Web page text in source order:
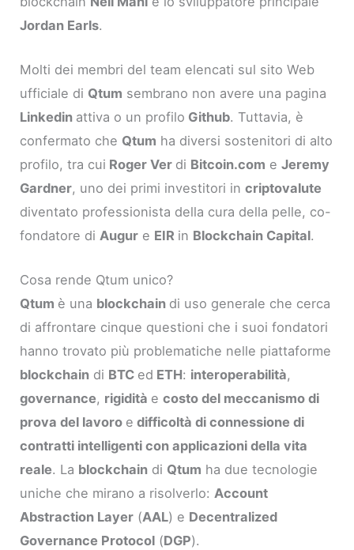
Jordan Earls.
Molti dei membri del team elencati sul sito Web
ufficiale di Qtum sembrano non avere una pagina
Linkedin attiva o un profilo Github. Tuttavia, è
confermato che Qtum ha diversi sostenitori di alto
profilo, tra cui Roger Ver di Bitcoin.com eJeremy
Gardner, uno dei primi investitori incriptovalute
diventato professionista della cura della pelle, co-
fondatore di Augur e EIR in Blockchain Capital.
Cosa rende Qtum unico?
Qtum è una blockchain di uso generale che cerca
di affrontare cinque questioni che i suoi fondatori
hanno trovato più problematiche nelle piattaforme
blockchain di BTC ed ETH: interoperabilità,
governance, rigidità ecosto del meccanismo di
prova del lavoro e difficoltà di connessione di
contratti intelligenti con applicazioni della vita
reale. La blockchain di Qtum ha due tecnologie
uniche che mirano a risolverlo:Account
Abstraction Layer (AAL) e Decentralized
Governance Protocol (DGP).